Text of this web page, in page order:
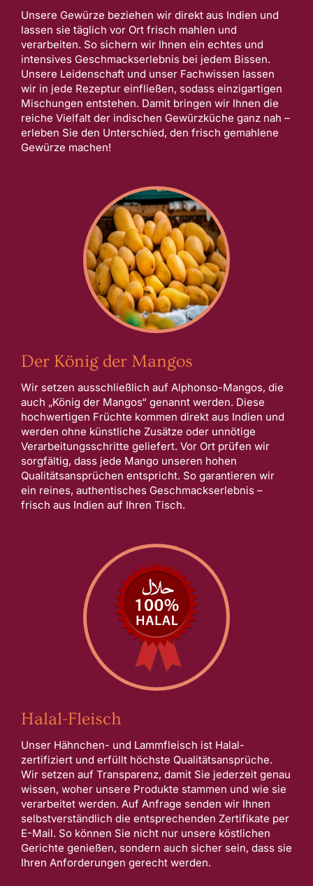
Unsere Gewürze beziehen wir direkt aus Indien und
lassen sie täglich vor Ort frisch mahlen und
verarbeiten. So sichern wir Ihnen ein echtes und
intensives Geschmackserlebnis bei jedem Bissen.
Unsere Leidenschaft und unser Fachwissen lassen
wir in jede Rezeptur einfließen, sodass einzigartigen
Mischungen entstehen. Damit bringen wir Ihnen die
reiche Vielfalt der indischen Gewürzküche ganz nah –
erleben Sie den Unterschied, den frisch gemahlene
Gewürze machen!
Der König der Mangos
Wir setzen ausschließlich auf Alphonso-Mangos, die
auch „König der Mangos“ genannt werden. Diese
hochwertigen Früchte kommen direkt aus Indien und
werden ohne künstliche Zusätze oder unnötige
Verarbeitungsschritte geliefert. Vor Ort prüfen wir
sorgfältig, dass jede Mango unseren hohen
Qualitätsansprüchen entspricht. So garantieren wir
ein reines, authentisches Geschmackserlebnis –
frisch aus Indien auf Ihren Tisch.
Halal-Fleisch
Unser Hähnchen- und Lammfleisch ist Halal-
zertifiziert und erfüllt höchste Qualitätsansprüche.
Wir setzen auf Transparenz, damit Sie jederzeit genau
wissen, woher unsere Produkte stammen und wie sie
verarbeitet werden. Auf Anfrage senden wir Ihnen
selbstverständlich die entsprechenden Zertifikate per
E-Mail. So können Sie nicht nur unsere köstlichen
Gerichte genießen, sondern auch sicher sein, dass sie
Ihren Anforderungen gerecht werden.